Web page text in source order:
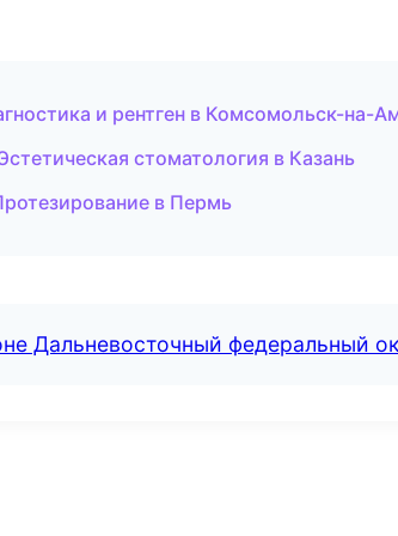
и рентген в Комсомольск-на-
стоматология в Казань
в Пермь
Дальневосточный федеральный